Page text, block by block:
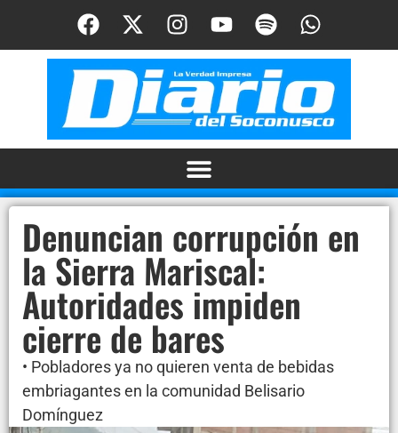
Denuncian corrupción en
la Sierra Mariscal:
Autoridades impiden
cierre de bares
• Pobladores ya no quieren venta de bebidas
embriagantes en la comunidad Belisario
Domínguez